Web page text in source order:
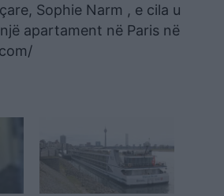
Sophie Narm , e cila u
apartament në Paris në